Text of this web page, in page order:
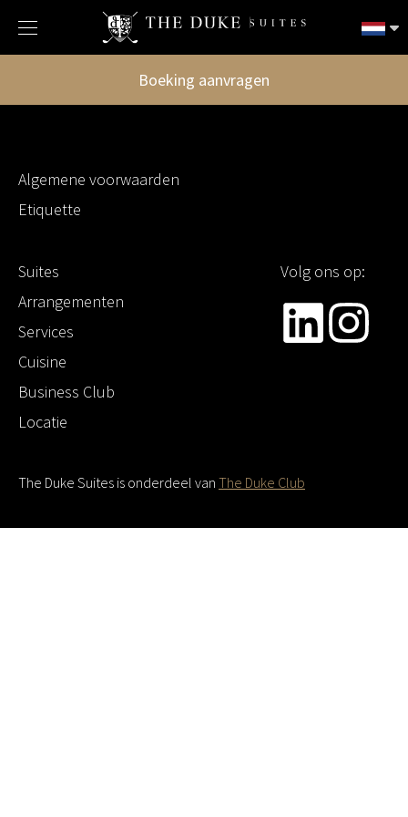
Boeking aanvragen
Algemene voorwaarden
Etiquette
Suites
Arrangementen
Services
Cuisine
Business Club
Locatie
Volg ons op:
The Duke Suites is onderdeel van The Duke Club